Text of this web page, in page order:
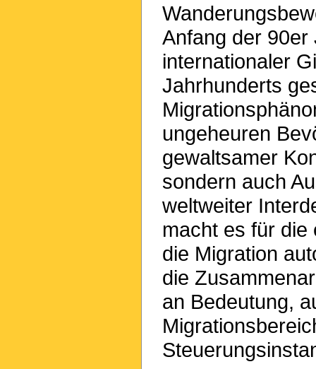
Anfang der 90er
internationaler
Jahrhunderts
ungeheuren
gewaltsamer
sondern auch
weltweiter
macht es für die
die Migration
die
an Bedeutung,